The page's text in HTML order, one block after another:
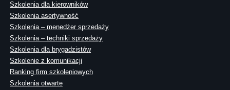
Szkolenia dla kierowników
Szkolenia asertywność
Szkolenia – menedżer sprzedaży
Szkolenia – techniki sprzedaży
Szkolenia dla brygadzistów
Szkolenie z komunikacji
Ranking firm szkoleniowych
Szkolenia otwarte